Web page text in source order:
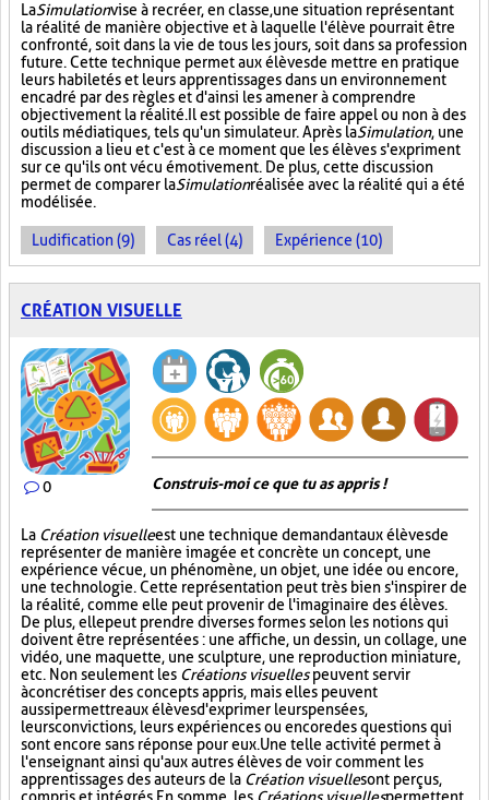
LaSimulationvise à recréer, en classe, une situation représentant
la réalité de manière objective et à laquelle l'élève pourrait être
confronté, soit dans la vie de tous les jours, soit dans sa profession
future. Cette technique permet aux élèves de mettre en pratique
leurs habiletés et leurs apprentissages dans un environnement
encadré par des règles et d'ainsi les amener à comprendre
objectivement la réalité. Il est possible de faire appel ou non à des
outils médiatiques, tels qu'un simulateur. Après laSimulation, une
discussion a lieu et c'est à ce moment que les élèves s'expriment
sur ce qu'ils ont vécu émotivement. De plus, cette discussion
permet de comparer laSimulationréalisée avec la réalité qui a été
modélisée.
Ludification (9) Cas réel (4) Expérience (10)
CRÉATION VISUELLE
0 Construis-moi ce que tu as appris !
La Création visuelleest une technique demandant aux élèves de
représenter de manière imagée et concrète un concept, une
expérience vécue, un phénomène, un objet, une idée ou encore,
une technologie. Cette représentation peut très bien s'inspirer de
la réalité, comme elle peut provenir de l'imaginaire des élèves.
De plus, elle peut prendre diverses formes selon les notions qui
doivent être représentées : une affiche, un dessin, un collage, une
vidéo, une maquette, une sculpture, une reproduction miniature,
etc. Non seulement les Créations visuellespeuvent servir
à concrétiser des concepts appris, mais elles peuvent
aussi permettre aux élèves d'exprimer leurs pensées,
leurs convictions, leurs expériences ou encore des questions qui
sont encore sans réponse pour eux. Une telle activité permet à
l'enseignant ainsi qu'aux autres élèves de voir comment les
apprentissages des auteurs de la Création visuellesont perçus,